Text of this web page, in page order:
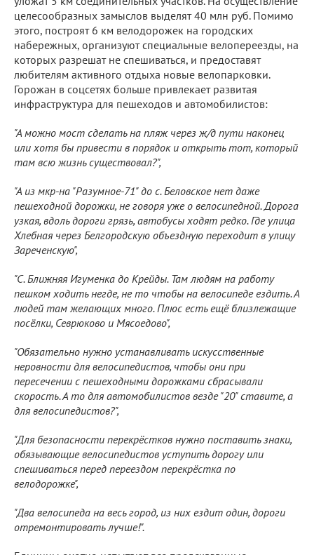
целесообразных замыслов выделят 40 млн руб. Помимо
этого, построят 6 км велодорожек на городских
набережных, организуют специальные велопереезды, на
которых разрешат не спешиваться, и предоставят
любителям активного отдыха новые велопарковки.
Горожан в соцсетях больше привлекает развитая
инфраструктура для пешеходов и автомобилистов:
"А можно мост сделать на пляж через ж/д пути наконец
или хотя бы привести в порядок и открыть тот, который
там всю жизнь существовал?",
"А из мкр-на "Разумное-71" до с. Беловское нет даже
пешеходной дорожки, не говоря уже о велосипедной. Дорога
узкая, вдоль дороги грязь, автобусы ходят редко. Где улица
Хлебная через Белгородскую объездную переходит в улицу
Зареченскую",
"С. Ближняя Игуменка до Крейды. Там людям на работу
пешком ходить негде, не то чтобы на велосипеде ездить. А
людей там желающих много. Плюс есть ещё близлежащие
посёлки, Севрюково и Мясоедово",
"Обязательно нужно устанавливать искусственные
неровности для велосипедистов, чтобы они при
пересечении с пешеходными дорожками сбрасывали
скорость. А то для автомобилистов везде "20" ставите, а
для велосипедистов?",
"Для безопасности перекрёстков нужно поставить знаки,
обязывающие велосипедистов уступить дорогу или
спешиваться перед переездом перекрёстка по
велодорожке",
"Два велосипеда на весь город, из них ездит один, дороги
отремонтировать лучше!".